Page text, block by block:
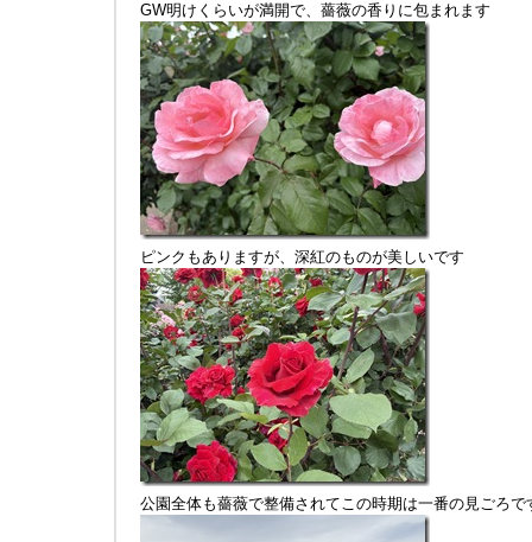
GW明けくらいが満開で、薔薇の香りに包まれます
ピンクもありますが、深紅のものが美しいです
公園全体も薔薇で整備されてこの時期は一番の見ごろで